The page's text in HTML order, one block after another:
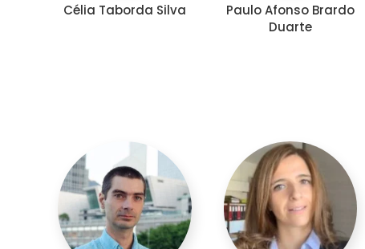
Célia Taborda Silva
Paulo Afonso Brardo
Duarte